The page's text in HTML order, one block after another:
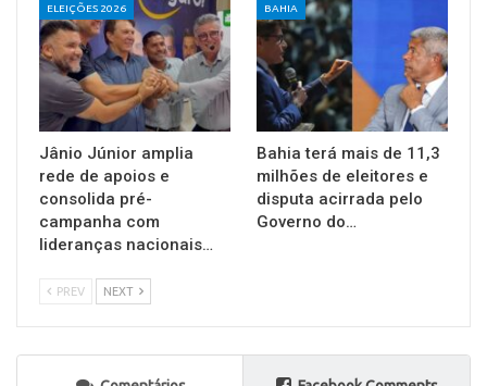
ELEIÇÕES 2026
Jânio Júnior amplia
rede de apoios e
consolida pré-
campanha com
lideranças nacionais…
BAHIA
Bahia terá mais de 11,3
milhões de eleitores e
disputa acirrada pelo
Governo do…
PREV NEXT